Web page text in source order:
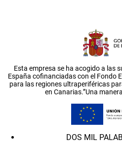
Esta empresa se ha acogido a las
España cofinanciadas con el Fondo
para las regiones ultraperiféricas
en Canarias.”Una
DOS MIL